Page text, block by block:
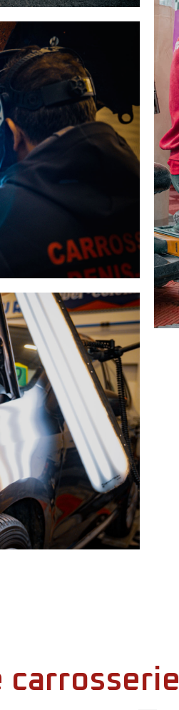
carrosserie